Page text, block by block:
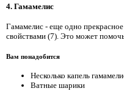
4. Гамамелис
Гамамелис - еще одно
свойствами (7). Это может
Вам понадобится
Несколько капель
Ватные шарики